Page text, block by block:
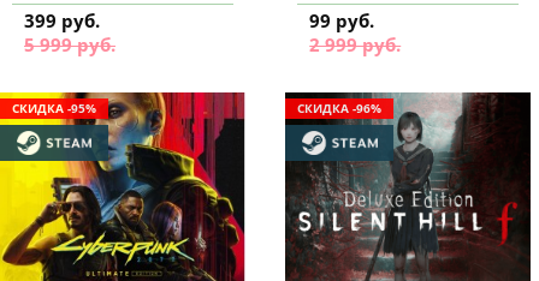
Steam купить
399 руб.
5 999 руб.
Steam купить
99 руб.
2 999 руб.
СКИДКА -95% СКИДКА -96%